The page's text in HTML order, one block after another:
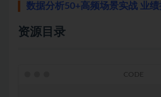
数据分析50+高频场景实战 业
资源目录